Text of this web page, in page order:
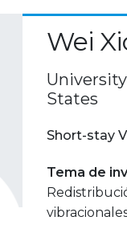
Wei
States
Short-stay
Tema de